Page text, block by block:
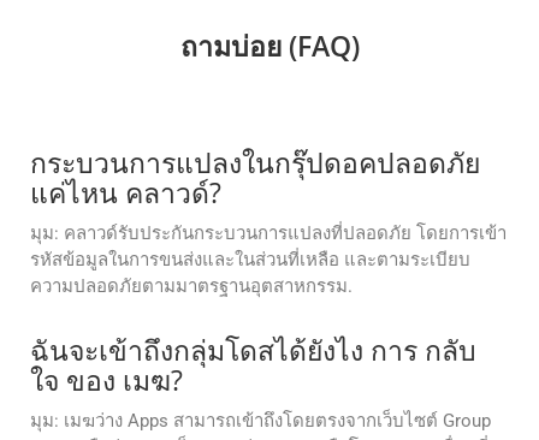
ถามบ่อย (FAQ)
กระบวนการแปลงในกรุ๊ปดอคปลอดภัย
แค่ไหน คลาวด์?
มุม: คลาวด์รับประกันกระบวนการแปลงที่ปลอดภัย โดยการเข้า
รหัสข้อมูลในการขนส่งและในส่วนที่เหลือ และตามระเบียบ
ความปลอดภัยตามมาตรฐานอุตสาหกรรม.
ฉันจะเข้าถึงกลุ่มโดสได้ยังไง การ กลับ
ใจ ของ เมฆ?
มุม: เมฆว่าง Apps สามารถเข้าถึงโดยตรงจากเว็บไซต์ Group